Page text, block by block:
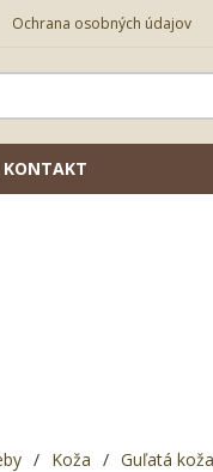
Ochrana osobných údajov
KONTAKT
/ Koža / Guľatá koža